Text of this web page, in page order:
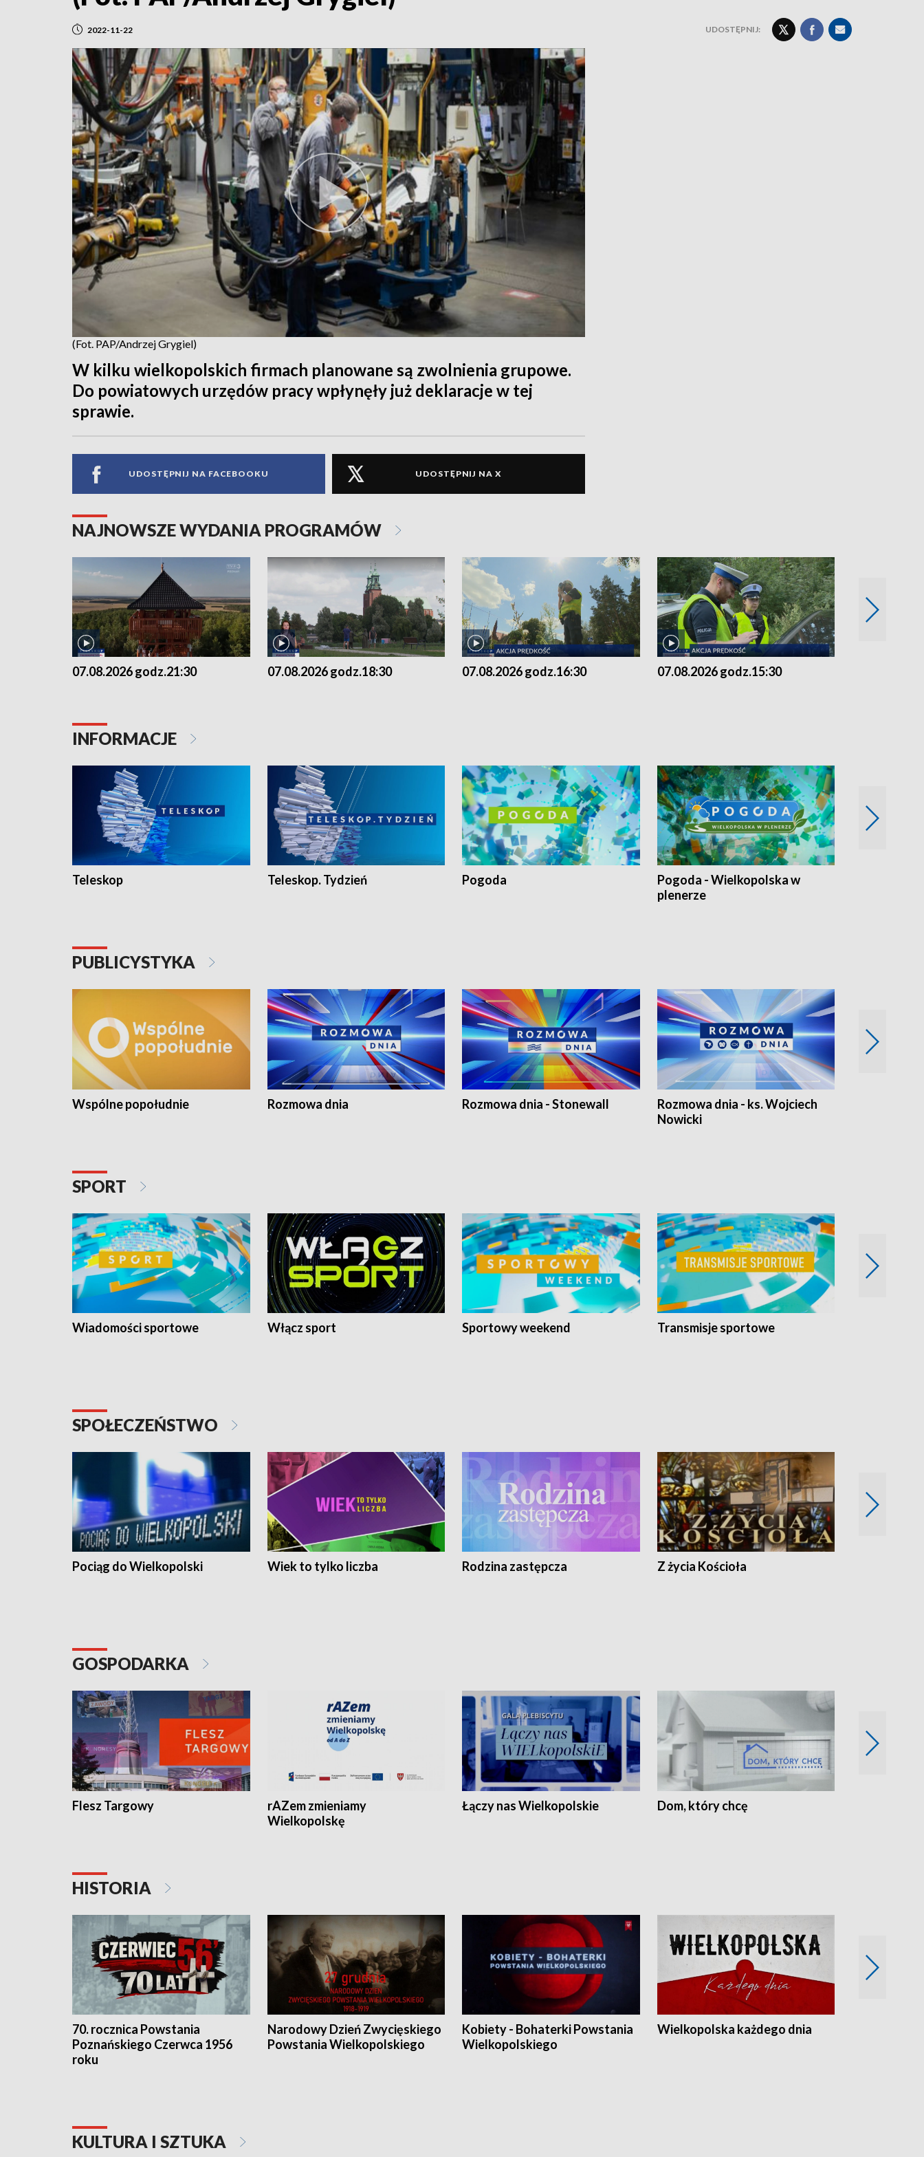
2022-11-22 UDOSTĘPNIJ:
(Fot. PAP/Andrzej Grygiel)
W kilku wielkopolskich firmach planowane są zwolnienia grupowe.
Do powiatowych urzędów pracy wpłynęły już deklaracje w tej
sprawie.
UDOSTĘPNIJ NA FACEBOOKU UDOSTĘPNIJ NA X
NAJNOWSZE WYDANIA PROGRAMÓW
07.08.2026 godz.21:30 07.08.2026 godz.18:30 07.08.2026 godz.16:30 07.08.2026 godz.15:30
INFORMACJE
Teleskop Teleskop. Tydzień Pogoda
Pogoda - Wielkopolska w
plenerze
PUBLICYSTYKA
Wspólne popołudnie Rozmowa dnia Rozmowa dnia - Stonewall
Rozmowa dnia - ks. Wojciech
Nowicki
SPORT
Wiadomości sportowe Włącz sport Sportowy weekend Transmisje sportowe
SPOŁECZEŃSTWO
Pociąg do Wielkopolski Wiek to tylko liczba Rodzina zastępcza Z życia Kościoła
GOSPODARKA
Flesz Targowy
rAZem zmieniamy
Wielkopolskę
Łączy nas Wielkopolskie Dom, który chcę
HISTORIA
70. rocznica Powstania
Poznańskiego Czerwca 1956
roku
Narodowy Dzień Zwycięskiego
Powstania Wielkopolskiego
Kobiety - Bohaterki Powstania
Wielkopolskiego
Wielkopolska każdego dnia
KULTURA I SZTUKA